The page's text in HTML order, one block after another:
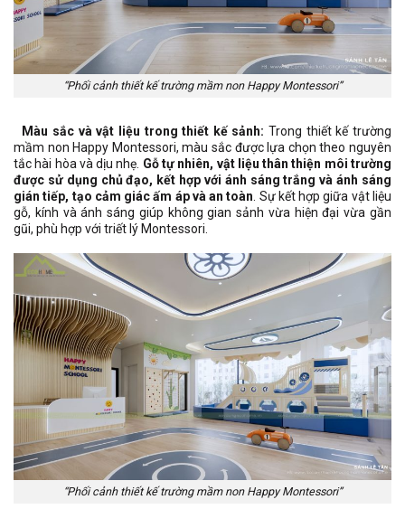
“Phối cảnh thiết kế trường mầm non Happy Montessori”
Màu sắc và vật liệu trong thiết kế sảnh:Trong thiết kế trường
mầm non Happy Montessori, màu sắc được lựa chọn theo nguyên
tắc hài hòa và dịu nhẹ. Gỗ tự nhiên, vật liệu thân thiện môi trường
được sử dụng chủ đạo, kết hợp với ánh sáng trắng và ánh sáng
gián tiếp, tạo cảm giác ấm áp và an toàn . Sự kết hợp giữa vật liệu
gỗ, kính và ánh sáng giúp không gian sảnh vừa hiện đại vừa gần
gũi, phù hợp với triết lý Montessori.
“Phối cảnh thiết kế trường mầm non Happy Montessori”